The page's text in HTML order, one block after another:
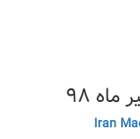
۹۸
Iran